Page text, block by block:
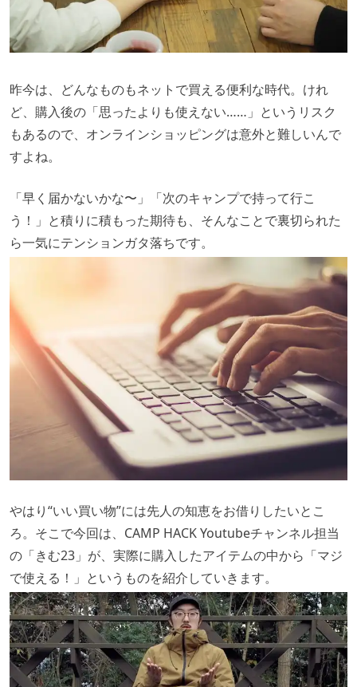
昨今は、どんなものもネットで買える便利な時代。けれ
ど、購入後の「思ったよりも使えない……」というリスク
もあるので、オンラインショッピングは意外と難しいんで
すよね。
「早く届かないかな〜」「次のキャンプで持って行こ
う！」と積りに積もった期待も、そんなことで裏切られた
ら一気にテンションガタ落ちです。
やはり“いい買い物”には先人の知恵をお借りしたいとこ
ろ。そこで今回は、CAMP HACK Youtubeチャンネル担当
の「きむ23」が、実際に購入したアイテムの中から「マジ
で使える！」というものを紹介していきます。